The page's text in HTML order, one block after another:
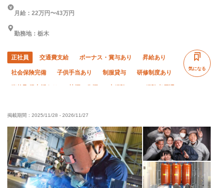
月給：22万円〜43万円
勤務地：栃木
正社員 交通費支給 ボーナス・賞与あり 昇給あり
社会保険完備 子供手当あり 制服貸与 研修制度あり
60代以上活躍中 夜勤あり
車・バイク通勤OK 転勤なし
気になる
掲載期間： 2025/11/28 - 2026/11/27